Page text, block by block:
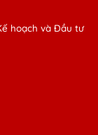
hoạch và Đầu tư